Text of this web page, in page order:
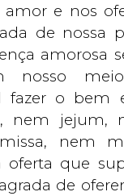
amor e nos
de nossa
amorosa
nosso
fazer o bem
nem jejum,
nem
oferta que
de